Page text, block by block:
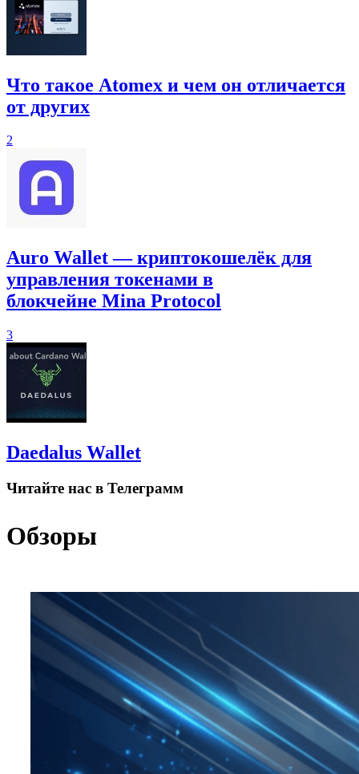
Что такое Atomex и чем он отличается
от других
2
Auro Wallet — криптокошелёк для
управления токенами в
блокчейне Mina Protocol
3
Daedalus Wallet
Читайте нас в Телеграмм
Обзоры